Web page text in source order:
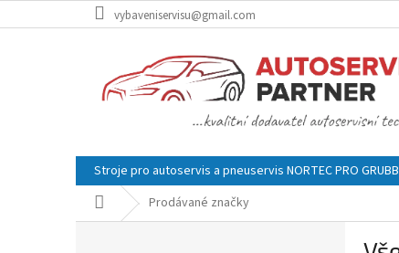
na
vybaveniservisu@gmail.com
Stroje pro autoservis a pneuservis NORTEC PRO
Domů Prodávané značky